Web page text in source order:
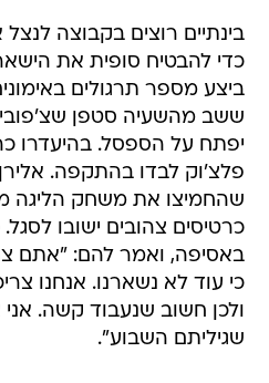
בינתיים רוצים בקבוצה
כדי להבטיח סופית את
ביצע מספר תרגולים
ששב מהשעיה סטפן
יפתח על הספסל. בהיעדרו
פלצ'וק לבדו בהתקפה.
שהחמיצו את משחק הליגה
כרטיסים צהובים ישובו
באסיפה, ואמר להם: "אתם
כי עוד לא נשארנו. אנחנו
ולכן חשוב שנעבוד קשה.
שגיליתם השבוע".